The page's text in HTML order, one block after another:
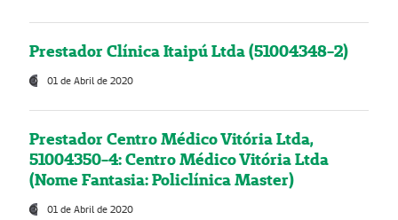
Prestador Clínica Itaipú Ltda (51004348-2)
01 de Abril de 2020
Prestador Centro Médico Vitória Ltda,
51004350-4: Centro Médico Vitória Ltda
(Nome Fantasia: Policlínica Master)
01 de Abril de 2020